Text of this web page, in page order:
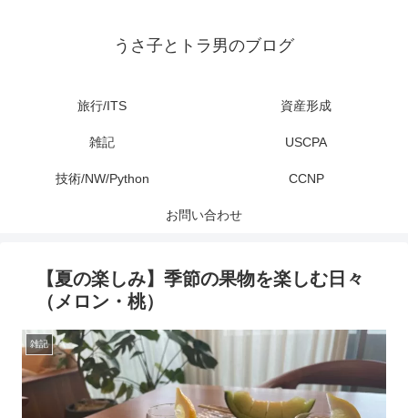
うさ子とトラ男のブログ
旅行/ITS 資産形成
雑記 USCPA
技術/NW/Python CCNP
お問い合わせ
【夏の楽しみ】季節の果物を楽しむ日々
（メロン・桃）
雑記